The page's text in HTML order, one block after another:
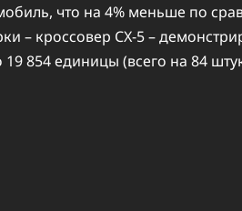
что на 4% меньше по
– кроссовер CX-5 –
19 854 единицы (всего на 84